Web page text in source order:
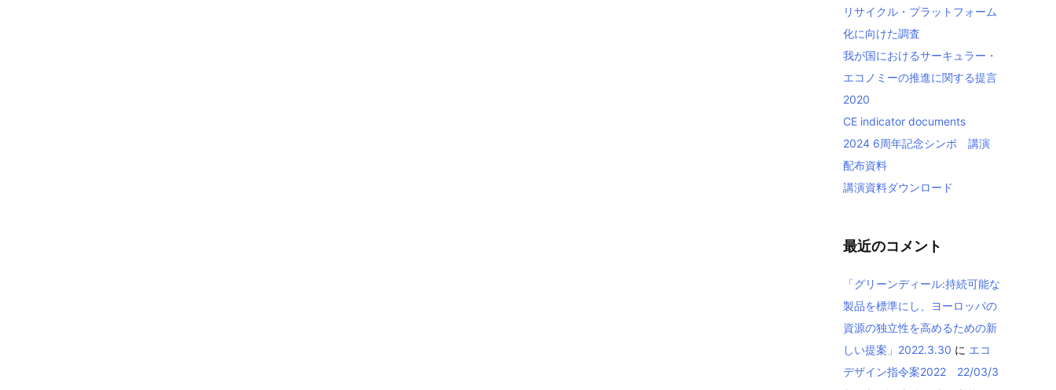
リサイクル・プラットフォーム
化に向けた調査
我が国におけるサーキュラー・
エコノミーの推進に関する提言
2020
CE indicator documents
2024 6周年記念シンポ 講演
配布資料
講演資料ダウンロード
最近のコメント
「グリーンディール:持続可能な
製品を標準にし、ヨーロッパの
資源の独立性を高めるための新
しい提案」2022.3.30 に エコ
デザイン指令案2022 22/03/3